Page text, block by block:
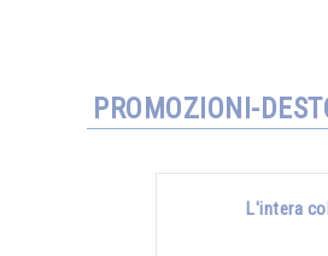
PROMOZIONI-
L'intera